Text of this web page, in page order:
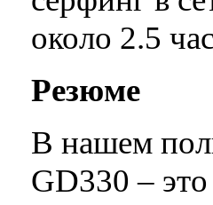
около 2.5
Резюме
В нашем
GD330 –